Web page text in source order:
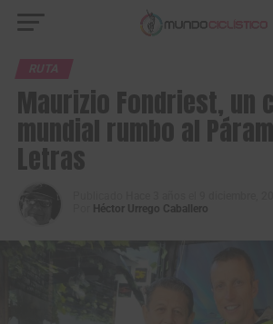
RUTA
Maurizio Fondriest, un
mundial rumbo al
Letras
Héctor Urrego Caballero